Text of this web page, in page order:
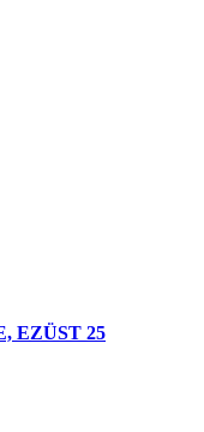
EZÜST 25